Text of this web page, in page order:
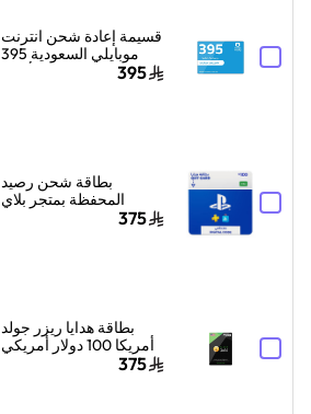
قسيمة إعادة شحن انترنت
موبايلي السعودية 395
395
بطاقة شحن رصيد
المحفظة بمتجر بلاي
ستيشن سوني السعودية
375
بطاقة هدايا ريزر جولد
أمريكا 100 دولار أمريكي
إرسال الكود الرقمي375